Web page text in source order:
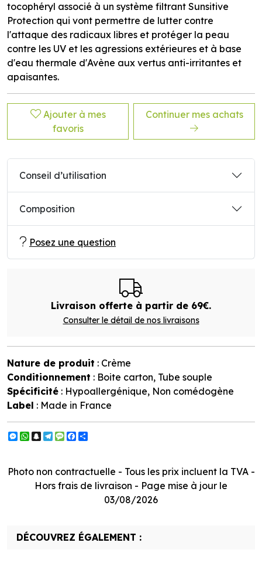
tocophéryl associé à un système filtrant Sunsitive
Protection qui vont permettre de lutter contre
l'attaque des radicaux libres et protéger la peau
contre les UV et les agressions extérieures et à base
d'eau thermale d'Avène aux vertus anti-irritantes et
apaisantes.
Ajouter à mes
favoris
Continuer mes achats
Conseil d’utilisation
Composition
Posez une question
Livraison offerte à partir de 69€.
Consulter le détail de nos livraisons
Nature de produit : Crème
Conditionnement : Boite carton, Tube souple
Spécificité : Hypoallergénique, Non comédogène
Label : Made in France
Messenger
WhatsApp
Snapchat
Telegram
Message
Facebook
Photo non contractuelle - Tous les prix incluent la TVA -
Hors frais de livraison - Page mise à jour le
03/08/2026
DÉCOUVREZ ÉGALEMENT :